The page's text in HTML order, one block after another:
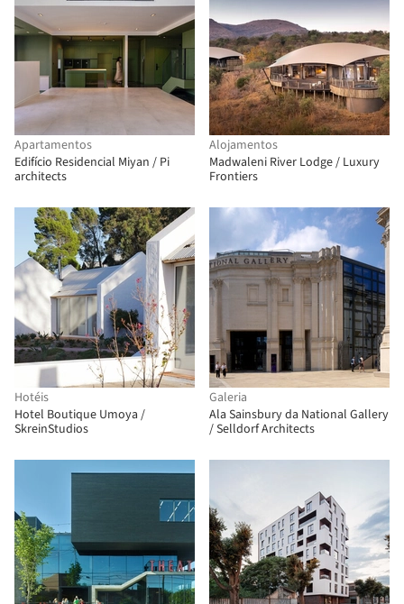
Apartamentos
Edifício Residencial Miyan / Pi
architects
Alojamentos
Madwaleni River Lodge / Luxury
Frontiers
Hotéis
Hotel Boutique Umoya /
SkreinStudios
Galeria
Ala Sainsbury da National Gallery
/ Selldorf Architects